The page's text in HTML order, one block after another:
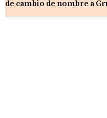
de cambio de nombre a